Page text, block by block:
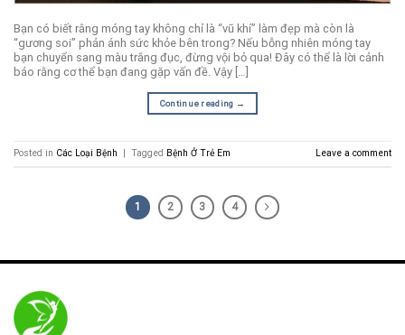
Bạn có biết rằng móng tay không chỉ là “vũ khí” làm đẹp mà còn là
“gương soi” phản ánh sức khỏe bên trong? Nếu bỗng nhiên móng tay
bạn chuyển sang màu trắng đục, đừng vội bỏ qua! Đây có thể là lời cảnh
báo rằng cơ thể bạn đang gặp vấn đề. Vậy […]
Continue reading →
Posted in Các Loại Bệnh Tagged Bệnh Ở Trẻ Em Leave a comment
1 2 3 4